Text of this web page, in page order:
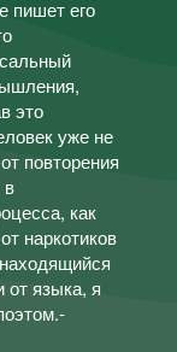
пишет его
это
уже не
повторения
в
как
наркотиков
от языка, я